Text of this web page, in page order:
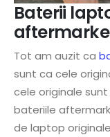
Baterii
Tot am auzit ca
sunt ca cele
cele originale
bateriile
de laptop